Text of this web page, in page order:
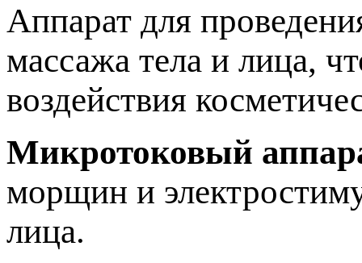
Аппарат для
массажа тела и лица,
воздействия
Микротоковый
морщин и
лица.